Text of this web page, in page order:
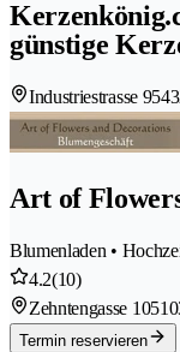
günstige
Industriestrasse 9
Art of
Blumenladen •
4.2(10)
Zehntengasse 10
Termin reservieren